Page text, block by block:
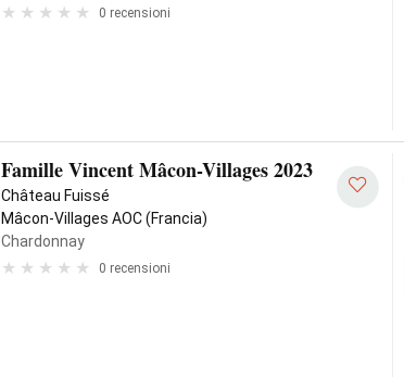
0 recensioni
Famille Vincent Mâcon-Villages 2023
Château Fuissé
Mâcon-Villages AOC (Francia)
Chardonnay
0 recensioni